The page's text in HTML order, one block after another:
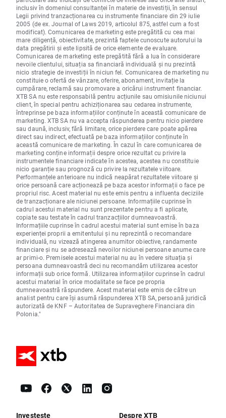
inclusiv în domeniul consultanței în materie de investiții, în sensul
Legii privind tranzacționarea cu instrumente financiare din 29 iulie
2005 (de ex. Journal of Laws 2019, articolul 875, astfel cum a fost
modificat). Comunicarea de marketing este pregătită cu cea mai
mare diligență, obiectivitate, prezintă faptele cunoscute autorului la
data pregătirii și este lipsită de orice elemente de evaluare.
Comunicarea de marketing este pregătită fără a lua în considerare
nevoile clientului, situația sa financiară individuală și nu prezintă
nicio strategie de investiții în niciun fel. Comunicarea de marketing nu
constituie o ofertă de vânzare, oferire, abonament, invitație la
cumpărare, reclamă sau promovare a oricărui instrument financiar.
XTB SA nu este responsabilă pentru acțiunile sau omisiunile niciunui
client, în special pentru achiziționarea sau cedarea instrumente,
întreprinse pe baza informațiilor conținute în această comunicare de
marketing. XTB SA nu va accepta răspunderea pentru nicio pierdere
sau daună, inclusiv, fără limitare, orice pierdere care poate apărea
direct sau indirect, efectuată pe baza informațiilor conținute în
această comunicare de marketing. În cazul în care comunicarea de
marketing conține informații despre orice rezultat cu privire la
instrumentele financiare indicate în acestea, acestea nu constituie
nicio garanție sau prognoză cu privire la rezultatele viitoare.
Performanțele anterioare nu indică neapărat rezultatele viitoare și
orice persoană care acționează pe baza acestor informații o face pe
propriul risc. Acest material nu este emis pentru a influenta deciziile
de tranzacționare ale niciunei persoane. Informațiile cuprinse în
cadrul acestui material nu sunt prezentate pentru a fi aplicate,
copiate sau testate în cadrul tranzacțiilor dumneavoastră.
Informațiile cuprinse în cadrul acestui material sunt emise în baza
experienței proprii a emitentului și nu reprezintă o recomandare
individuală, nu vizează atingerea anumitor obiective, randamente
financiare și nu se adresează nevoilor niciunei persoane anume care
ar primi-o. Premisele acestui material nu au în vedere situația și
persoana dumneavoastră deci nu recomandăm utilizarea acestor
informații sub orice formă. Utilizarea informațiilor cuprinse în cadrul
acestui material în orice modalitate se face pe propria
dumneavoastră răspundere. Acest material este emis de către un
analist pentru care își asumă răspunderea XTB SA, persoană juridică
autorizată de KNF – Autoritatea de Supraveghere Financiara din
Polonia."
Investește Despre XTB